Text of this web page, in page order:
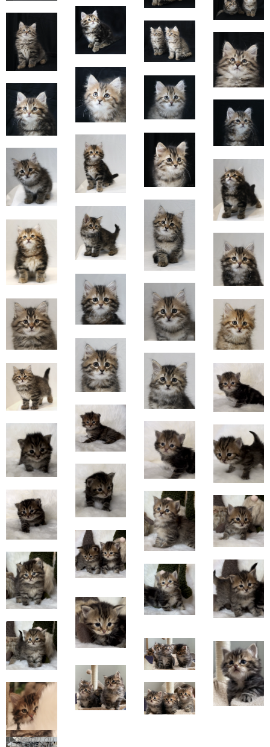
Sofia du
Coterau du